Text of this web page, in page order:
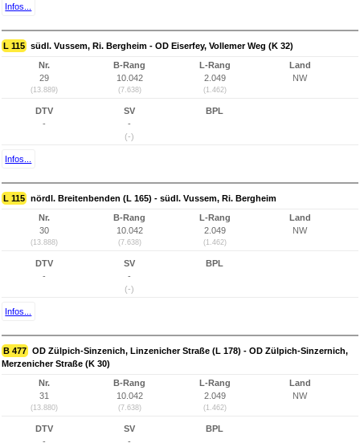
Infos...
L 115 südl. Vussem, Ri. Bergheim - OD Eiserfey, Vollemer Weg (K 32)
Nr.
29
(13.889)
B-Rang
10.042
(7.638)
L-Rang
2.049
(1.462)
Land
NW
DTV
-
SV
-
(-)
BPL
Infos...
L 115 nördl. Breitenbenden (L 165) - südl. Vussem, Ri. Bergheim
Nr.
30
(13.888)
B-Rang
10.042
(7.638)
L-Rang
2.049
(1.462)
Land
NW
DTV
-
SV
-
(-)
BPL
Infos...
B 477 OD Zülpich-Sinzenich, Linzenicher Straße (L 178) - OD Zülpich-Sinzernich,
Merzenicher Straße (K 30)
Nr.
31
(13.880)
B-Rang
10.042
(7.638)
L-Rang
2.049
(1.462)
Land
NW
DTV
-
SV
-
BPL